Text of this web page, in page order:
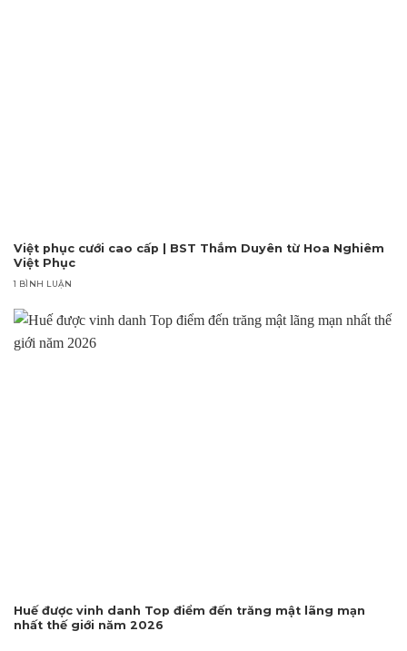
Việt phục cưới cao cấp | BST Thắm Duyên từ Hoa Nghiêm
Việt Phục
1 BÌNH LUẬN
Huế được vinh danh Top điểm đến trăng mật lãng mạn
nhất thế giới năm 2026